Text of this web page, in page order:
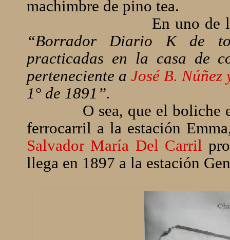
machimbre de pino tea.
En uno de
“Borrador Diario K de
practicadas en la casa de
perteneciente a José B.
1° de 1891”.
O sea, que el boliche
ferrocarril a la estación
Salvador María Del Carril
llega en 1897 a la estación